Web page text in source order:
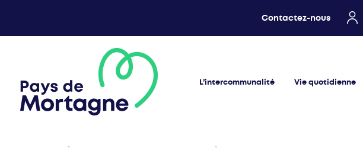
Contactez-nous
L’intercommunalité Vie quotidienne